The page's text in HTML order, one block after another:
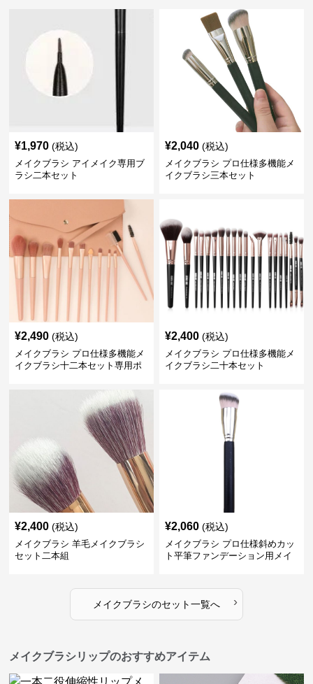
¥1,970 (税込)
メイクブラシ アイメイク専用ブ
ラシ二本セット
¥2,040 (税込)
メイクブラシ プロ仕様多機能メ
イクブラシ三本セット
¥2,490 (税込)
メイクブラシ プロ仕様多機能メ
イクブラシ十二本セット専用ポ
¥2,400 (税込)
メイクブラシ プロ仕様多機能メ
イクブラシ二十本セット
¥2,400 (税込)
メイクブラシ 羊毛メイクブラシ
セット二本組
¥2,060 (税込)
メイクブラシ プロ仕様斜めカッ
ト平筆ファンデーション用メイ
メイクブラシのセット一覧へ ›
メイクブラシリップのおすすめアイテム